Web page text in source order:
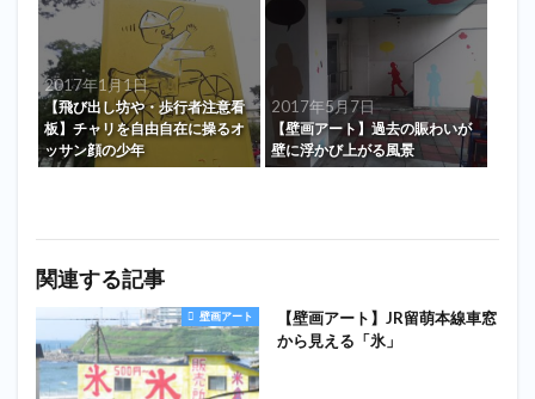
2017年1月1日
【飛び出し坊や・歩行者注意看
板】チャリを自由自在に操るオ
ッサン顔の少年
2017年5月7日
【壁画アート】過去の賑わいが
壁に浮かび上がる風景
関連する記事
壁画アート
【壁画アート】JR留萌本線車窓
から見える「氷」